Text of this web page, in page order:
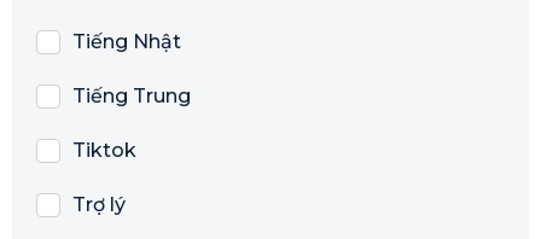
Tiếng Nhật
Tiếng Trung
Tiktok
Trợ lý